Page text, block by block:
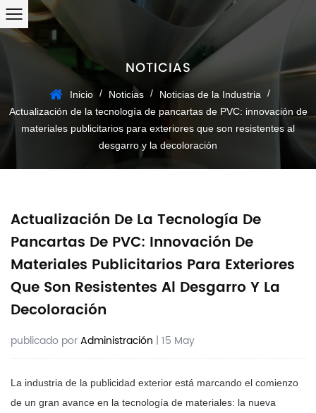
NOTICIAS
Inicio / Noticias / Noticias de la Industria
/
Actualización de la tecnología de pancartas de PVC: innovación de
materiales publicitarios para exteriores que son resistentes al
desgarro y la decoloración
Actualización De La Tecnología De
Pancartas De PVC: Innovación De
Materiales Publicitarios Para Exteriores
Que Son Resistentes Al Desgarro Y La
Decoloración
publicado porAdministración | 15 May
La industria de la publicidad exterior está marcando el comienzo
de un gran avance en la tecnología de materiales: la nueva